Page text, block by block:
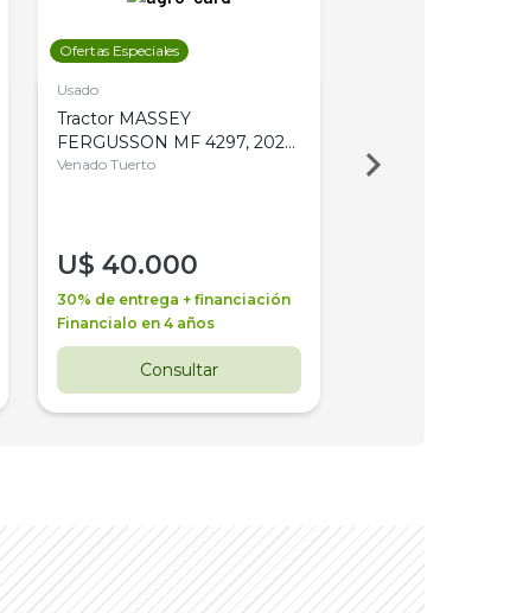
Ofertas Especiales
Usado
Tractor MASSEY
FERGUSSON MF 4297, 2020,
4WD, PATON
Venado Tuerto
U$ 40.000
30% de entrega + financiación
Financialo en 4 años
Consultar
Venado Tuerto